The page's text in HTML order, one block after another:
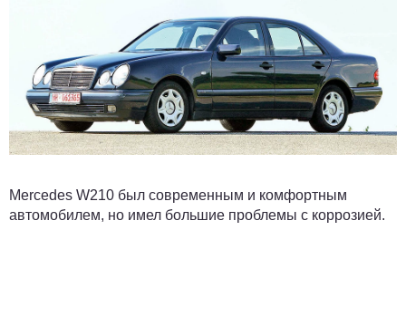
Mercedes W210 был современным и комфортным
автомобилем, но имел большие проблемы с коррозией.